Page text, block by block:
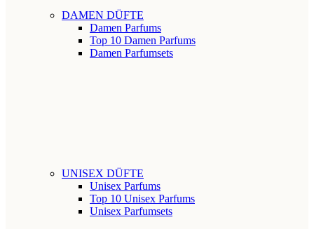
DAMEN DÜFTE
Damen Parfums
Top 10 Damen Parfums
Damen Parfumsets
UNISEX DÜFTE
Unisex Parfums
Top 10 Unisex Parfums
Unisex Parfumsets